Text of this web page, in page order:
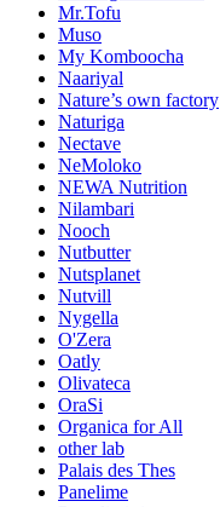
Mr.Tofu
Muso
My Komboocha
Naariyal
Nature’s own factory
Naturiga
Nectave
NeMoloko
NEWA Nutrition
Nilambari
Nooch
Nutbutter
Nutsplanet
Nutvill
Nygella
O'Zera
Oatly
Olivateca
OraSi
Organica for All
other lab
Palais des Thes
Panelime